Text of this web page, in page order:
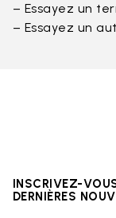
– Essayez un
– Essayez un
INSCRIVEZ-
DERNIÈRES